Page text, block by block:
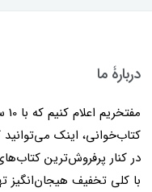
دربارۀ ما
کتاب‌خوانی، اینک
در کنار پرفروش‌ترین
با کلی تخفیف هیجان‌انگیز